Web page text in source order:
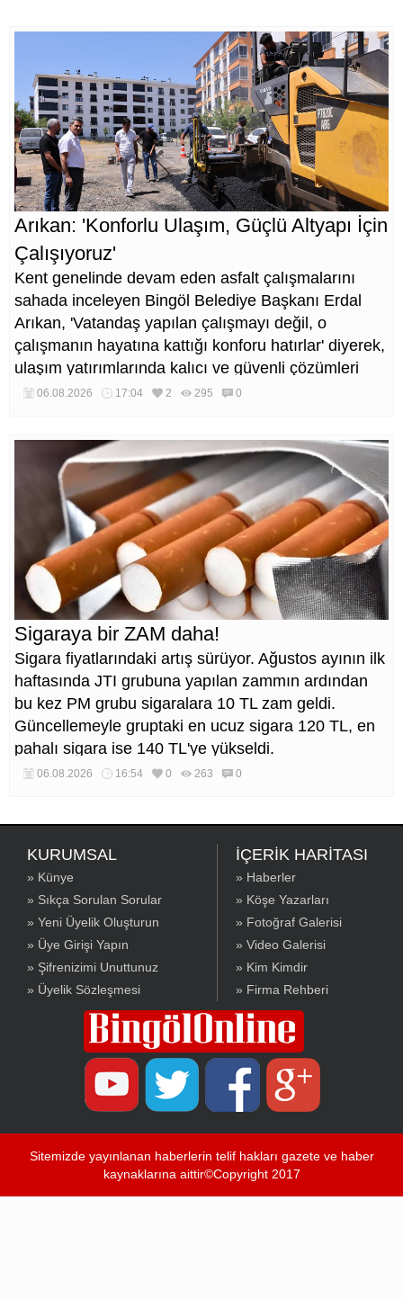
Arıkan: 'Konforlu Ulaşım, Güçlü Altyapı İçin
Çalışıyoruz'
Kent genelinde devam eden asfalt çalışmalarını
sahada inceleyen Bingöl Belediye Başkanı Erdal
Arıkan, 'Vatandaş yapılan çalışmayı değil, o
çalışmanın hayatına kattığı konforu hatırlar' diyerek,
ulaşım yatırımlarında kalıcı ve güvenli çözümleri
öncelediklerini söyledi. Arıkan, bu sezon yaklaşık 40
06.08.2026 17:04 2 295 0
Sigaraya bir ZAM daha!
Sigara fiyatlarındaki artış sürüyor. Ağustos ayının ilk
haftasında JTI grubuna yapılan zammın ardından
bu kez PM grubu sigaralara 10 TL zam geldi.
Güncellemeyle gruptaki en ucuz sigara 120 TL, en
pahalı sigara ise 140 TL'ye yükseldi.
06.08.2026 16:54 0 263 0
KURUMSAL
» Künye
» Sıkça Sorulan Sorular
» Yeni Üyelik Oluşturun
» Üye Girişi Yapın
» Şifrenizimi Unuttunuz
» Üyelik Sözleşmesi
İÇERİK HARİTASI
» Haberler
» Köşe Yazarları
» Fotoğraf Galerisi
» Video Galerisi
» Kim Kimdir
» Firma Rehberi
Sitemizde yayınlanan haberlerin telif hakları gazete ve haber
kaynaklarına aittir©Copyright 2017